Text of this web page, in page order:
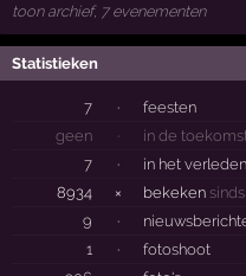
toon archief, 7 evenementen
Statistieken
7 ·
feesten
geen
·
in de
7
·
in het verleden
8934
× bekeken
9
·
1
·
fotoshoot